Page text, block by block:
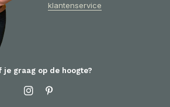
klantenservice
je graag op de hoogte?